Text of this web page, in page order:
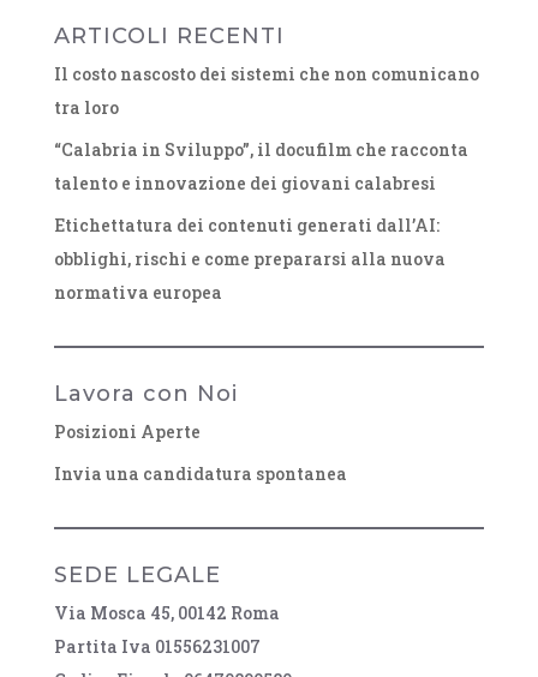
ARTICOLI RECENTI
Il costo nascosto dei sistemi che non comunicano
tra loro
“Calabria in Sviluppo”, il docufilm che racconta
talento e innovazione dei giovani calabresi
Etichettatura dei contenuti generati dall’AI:
obblighi, rischi e come prepararsi alla nuova
normativa europea
Lavora con Noi
Posizioni Aperte
Invia una candidatura spontanea
SEDE LEGALE
Via Mosca 45, 00142 Roma
Partita Iva 01556231007